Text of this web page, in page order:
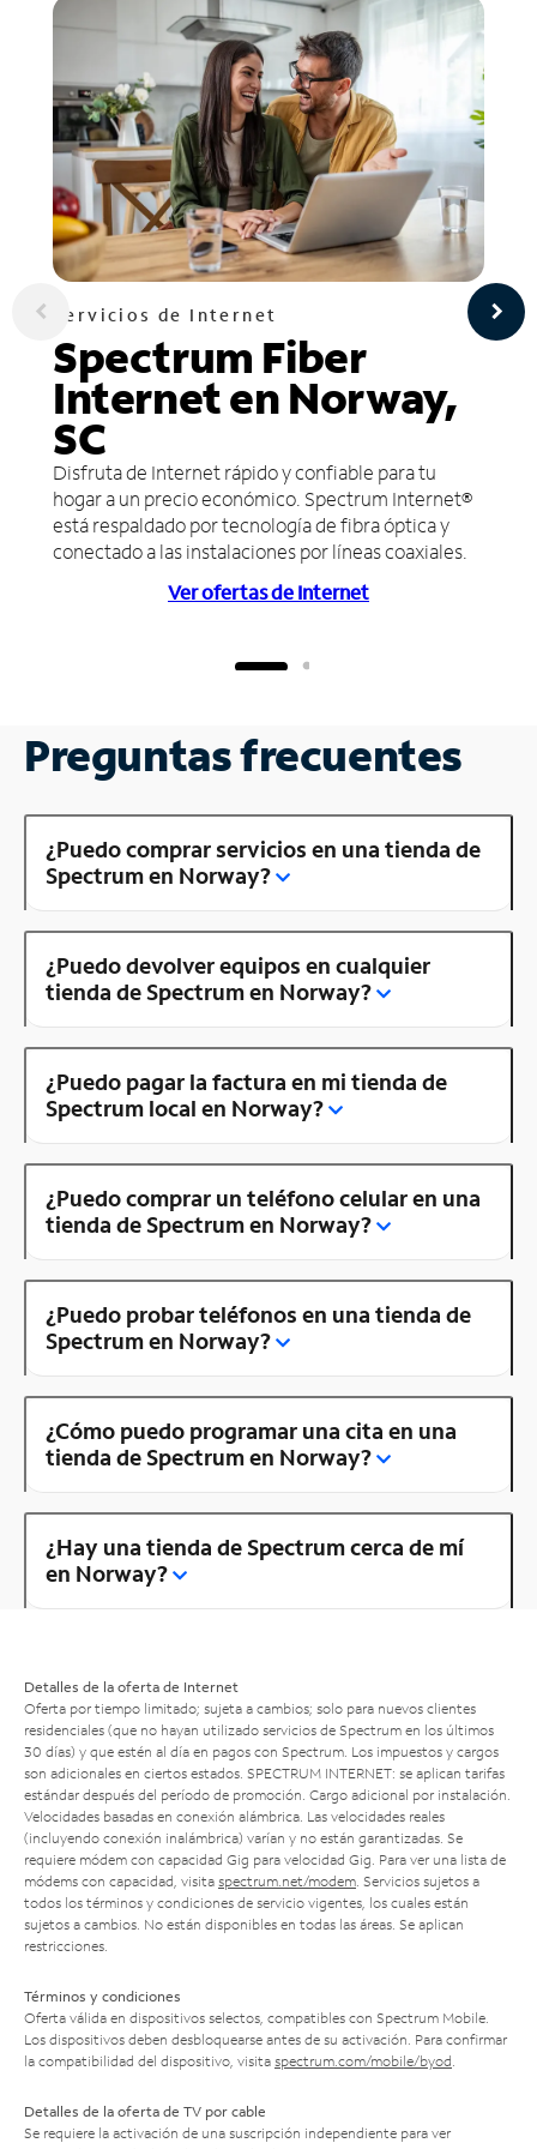
Servicios de Internet
Spectrum Fiber
Internet en Norway,
SC
Disfruta de Internet rápido y confiable para tu
hogar a un precio económico. Spectrum Internet®
está respaldado por tecnología de fibra óptica y
conectado a las instalaciones por líneas coaxiales.
Ver ofertas de Internet
Preguntas frecuentes
¿Puedo comprar servicios en una tienda de
Spectrum en Norway?
¿Puedo devolver equipos en cualquier
tienda de Spectrum en Norway?
¿Puedo pagar la factura en mi tienda de
Spectrum local en Norway?
¿Puedo comprar un teléfono celular en una
tienda de Spectrum en Norway?
¿Puedo probar teléfonos en una tienda de
Spectrum en Norway?
¿Cómo puedo programar una cita en una
tienda de Spectrum en Norway?
¿Hay una tienda de Spectrum cerca de mí
en Norway?
Detalles de la oferta de Internet
Oferta por tiempo limitado; sujeta a cambios; solo para nuevos clientes
residenciales (que no hayan utilizado servicios de Spectrum en los últimos
30 días) y que estén al día en pagos con Spectrum. Los impuestos y cargos
son adicionales en ciertos estados. SPECTRUM INTERNET: se aplican tarifas
estándar después del período de promoción. Cargo adicional por instalación.
Velocidades basadas en conexión alámbrica. Las velocidades reales
(incluyendo conexión inalámbrica) varían y no están garantizadas. Se
requiere módem con capacidad Gig para velocidad Gig. Para ver una lista de
módems con capacidad, visita spectrum.net/modem . Servicios sujetos a
todos los términos y condiciones de servicio vigentes, los cuales están
sujetos a cambios. No están disponibles en todas las áreas. Se aplican
restricciones.
Términos y condiciones
Oferta válida en dispositivos selectos, compatibles con Spectrum Mobile.
Los dispositivos deben desbloquearse antes de su activación. Para confirmar
la compatibilidad del dispositivo, visita spectrum.com/mobile/byod
Detalles de la oferta de TV por cable
Se requiere la activación de una suscripción independiente para ver